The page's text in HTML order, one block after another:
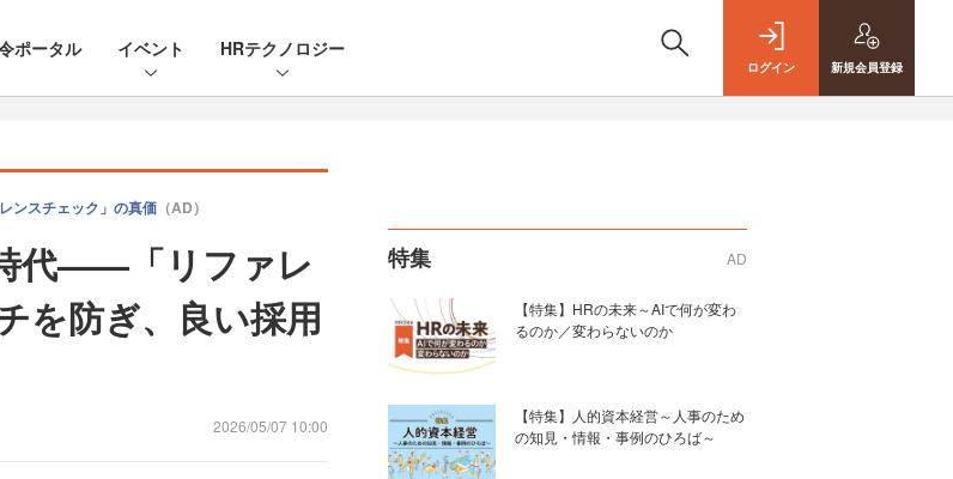
ポータル イベント HRテクノロジー
ログイン 新規会員登録
ンスチェック」の真価 （AD）
代——「リファレ
を防ぎ、良い採用
2026/05/07 10:00
特集 AD
【特集】HRの未来～AIで何が変わ
るのか／変わらないのか
【特集】人的資本経営～人事のため
の知見・情報・事例のひろば～